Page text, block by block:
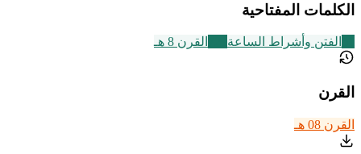
الكلمات المفتاحية
الفتن وأشراط الساعة القرن 8 هـ
القرن
القرن 08 هـ